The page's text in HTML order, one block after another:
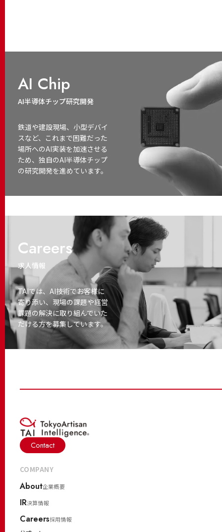
AI Chip
AI半導体チップ研究開発
鉄道や建設現場、小型デバイ
スなど、これまで困難だった
場所へのAI実装を加速させる
ため、独自のAI半導体チップ
の研究開発を進めています。
Careers
求人情報
TAIでは、AI技術でお客様に
寄り添い、 現場の課題や経営
課題の解決に取り組んでいた
だける方を募集しています。
Contact
COMPANY
About企業概要
IR決算情報
Careers採用情報